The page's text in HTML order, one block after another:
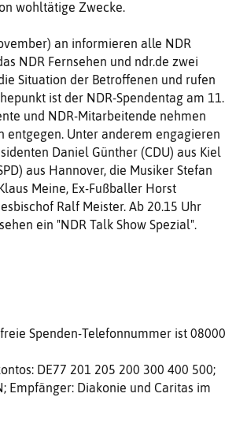
wohltätige Zwecke.
an informieren alle NDR
NDR Fernsehen und ndr.de zwei
Situation der Betroffenen und rufen
ist der NDR-Spendentag am 11.
und NDR-Mitarbeitende nehmen
entgegen. Unter anderem engagieren
Daniel Günther (CDU) aus Kiel
aus Hannover, die Musiker Stefan
Meine, Ex-Fußballer Horst
Ralf Meister. Ab 20.15 Uhr
ein "NDR Talk Show Spezial".
Spenden-Telefonnummer ist 08000
DE77 201 205 200 300 400 500;
Empfänger: Diakonie und Caritas im